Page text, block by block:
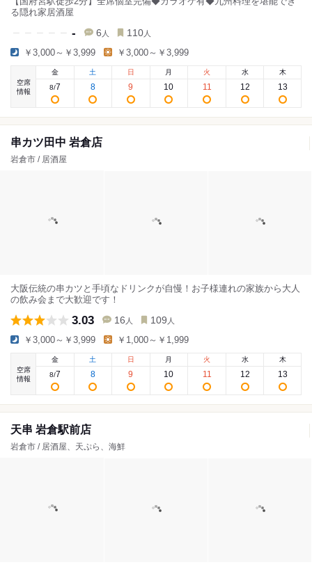
る隠れ家居酒屋
- 6 人 110 人
￥3,000～￥3,999 ￥3,000～￥3,999
空席
情報
金
8/7
土
8
日
9
月
10
火
11
水
12
木
13
串カツ田中 岩倉店
岩倉市 / 居酒屋
大阪伝統の串カツと手頃なドリンクが自慢！お子様連れの家族から大人
の飲み会まで大歓迎です！
3.03 16 人 109 人
￥3,000～￥3,999 ￥1,000～￥1,999
空席
情報
金
8/7
土
8
日
9
月
10
火
11
水
12
木
13
天串 岩倉駅前店
岩倉市 / 居酒屋、天ぷら、海鮮